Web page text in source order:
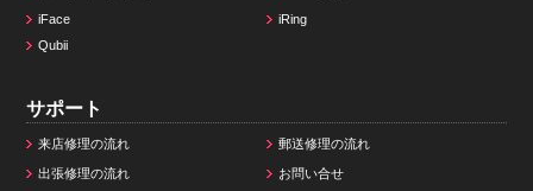
iFace
iRing
Qubii
サポート
来店修理の流れ 郵送修理の流れ
出張修理の流れ お問い合せ